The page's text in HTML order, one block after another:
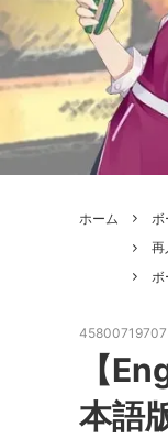
など)
ガンダ
ボード
ROBOT
ねんど
フィギ
レゴ
カスタ
FLOST
週刊ウ
ボードゲ
エアソ
ミリタ
Halo:
ホーム ボ
再
ボ
【
本語